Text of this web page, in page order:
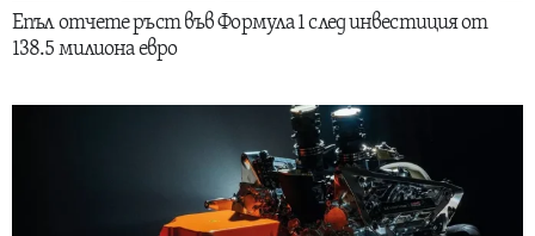
Епъл отчете ръст във Формула 1 след инвестиция от
138.5 милиона евро